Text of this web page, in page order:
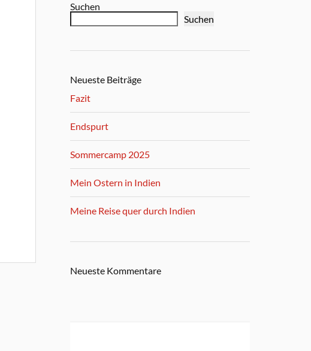
Suchen
Suchen
Neueste Beiträge
Fazit
Endspurt
Sommercamp 2025
Mein Ostern in Indien
Meine Reise quer durch Indien
Neueste Kommentare